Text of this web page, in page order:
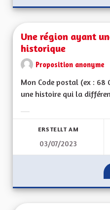
Une région ayant
historique
Proposition anonyme
Mon Code postal (ex :
une histoire qui la
ERSTELLT AM
03/07/2023